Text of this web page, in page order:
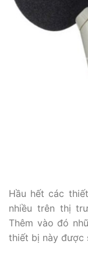
Hầu hết các
nhiều trên thị
Thêm vào đó
thiết bị này được